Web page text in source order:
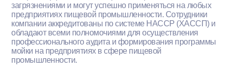
загрязнениями и могут успешно применяться на любых
предприятиях пищевой промышленности. Сотрудники
компании аккредитованы по системе HACCP (ХАССП) и
обладают всеми полномочиями для осуществления
профессионального аудита и формирования программы
мойки на предприятиях в сфере пищевой
промышленности.